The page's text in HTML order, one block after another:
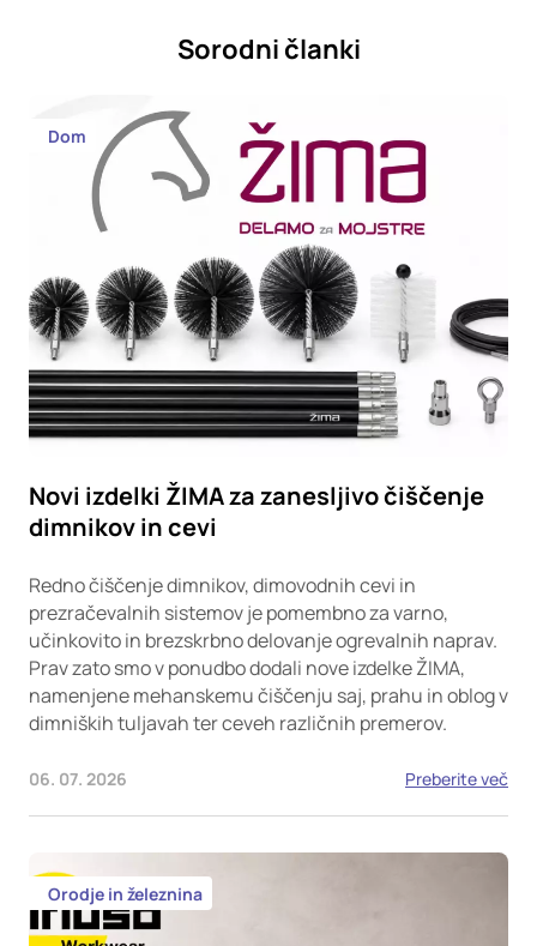
Sorodni članki
Dom
Novi izdelki ŽIMA za zanesljivo čiščenje
dimnikov in cevi
Redno čiščenje dimnikov, dimovodnih cevi in
prezračevalnih sistemov je pomembno za varno,
učinkovito in brezskrbno delovanje ogrevalnih naprav.
Prav zato smo v ponudbo dodali nove izdelke ŽIMA,
namenjene mehanskemu čiščenju saj, prahu in oblog v
dimniških tuljavah ter ceveh različnih premerov.
06. 07. 2026 Preberite več
Orodje in železnina